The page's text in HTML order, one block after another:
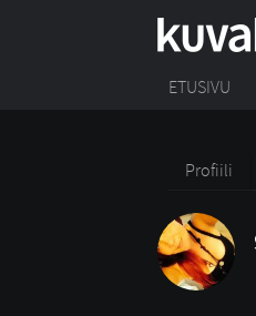
ETUSIVU
Profiili